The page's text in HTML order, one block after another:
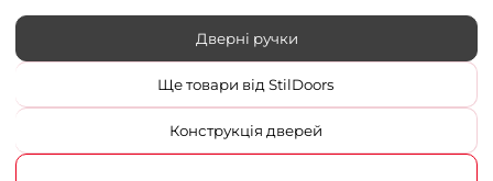
Дверні ручки
Ще товари від StilDoors
Конструкція дверей